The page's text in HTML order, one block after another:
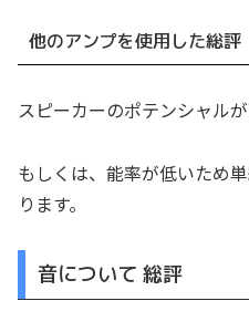
他のアンプを使用した総評
スピーカーのポテンシャル
もしくは、能率が低いため
ります。
音について 総評